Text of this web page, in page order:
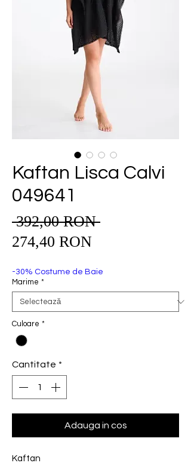
Kaftan Lisca Calvi
049641
392,00 RON Preț
274,40 RONPreț
-30% Costume de Baie
Marime *
Culoare *
Cantitate *
Adauga in cos
Kaftan